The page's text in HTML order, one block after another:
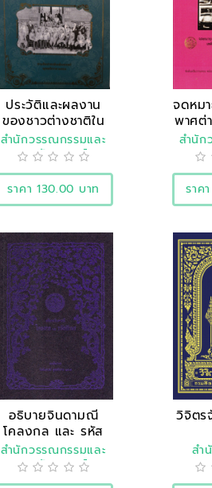
ประวัติและผลงาน
ของชาวต่างชาติใน
ประเ..
สำนักวรรณกรรมและ
ประวัติศาสตร์
ราคา 130.00 บาท
จดหม
พาศต่
สำนัก
ป
ราค
อธิบายจินดามณี
โคลงกล และ รหัส
อักษร
สำนักวรรณกรรมและ
ประวัติศาสตร์
วิจิตร
สำ